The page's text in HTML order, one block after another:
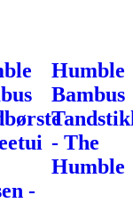
-
Humble
Bambus
- The
Humble